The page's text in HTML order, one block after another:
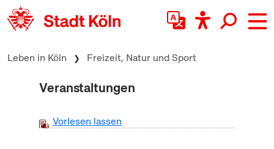
zum Inhalt springen
Leben in Köln Freizeit, Natur und Sport
Veranstaltungen
Vorlesen lassen